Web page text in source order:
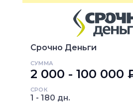
Срочно Деньги
СУММА
2 000 - 100 000
СРОК
1 - 180 дн.